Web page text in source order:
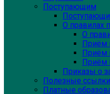
Поступающим
О правилах
О
Приём
Приём
Приём
Приказы о
Полезные ссылки
Платные